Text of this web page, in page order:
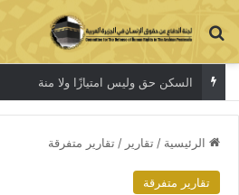
بحث عن
السكن حق وليس امتيازًا ولا منة
الرئيسية / تقارير / تقارير متفرقة
تقارير متفرقة